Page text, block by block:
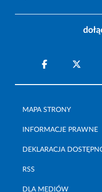
MAPA STRONY
INFORMACJE PRAWNE
DEKLARACJA
RSS
DLA MEDIÓW